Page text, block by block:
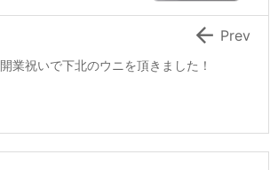
開業祝いで下北のウニを頂きました！
 Prev